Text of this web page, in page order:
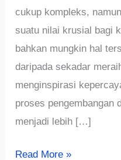
cukup kompleks,
suatu nilai krusial bagi
bahkan mungkin hal
daripada sekadar
menginspirasi
proses pengembangan
menjadi lebih […]
Cara
Read More »